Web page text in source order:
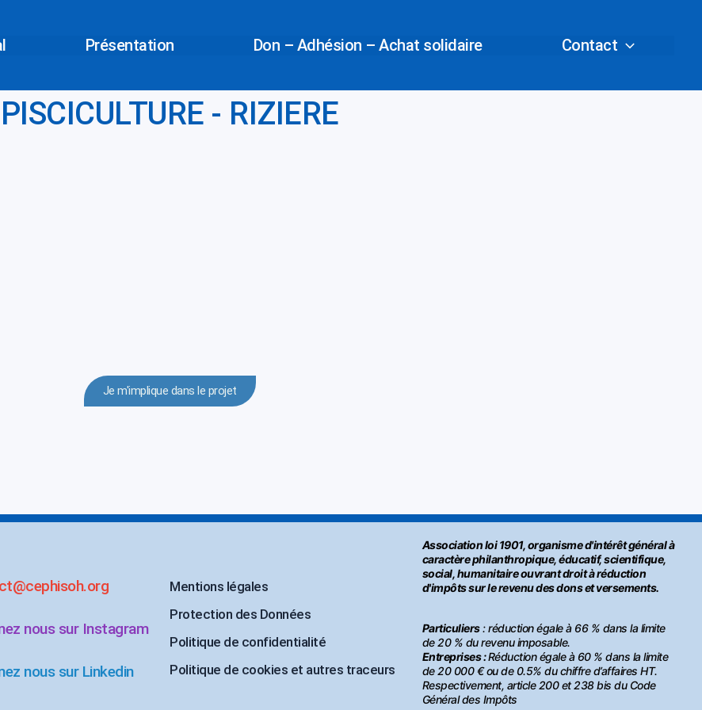
Présentation Don – Adhésion – Achat solidaire Contact
PISCICULTURE - RIZIERE
Je m'implique dans le projet
nous sur Instagram
nous sur Linkedin
Mentions légales
Protection des Données
Politique de confidentialité
Politique de cookies et autres traceurs
Association loi 1901, organisme d'intérêt général à
caractère philanthropique, éducatif, scientifique,
social, humanitaire ouvrant droit à réduction
d'impôts sur le revenu des dons et versements.
Particuliers: réduction égale à 66 % dans la limite
de 20 % du revenu imposable.
Entreprises :Réduction égale à 60 % dans la limite
de 20 000 € ou de 0.5% du chiffre d’affaires HT.
Respectivement, article 200 et 238 bis du Code
Général des Impôts